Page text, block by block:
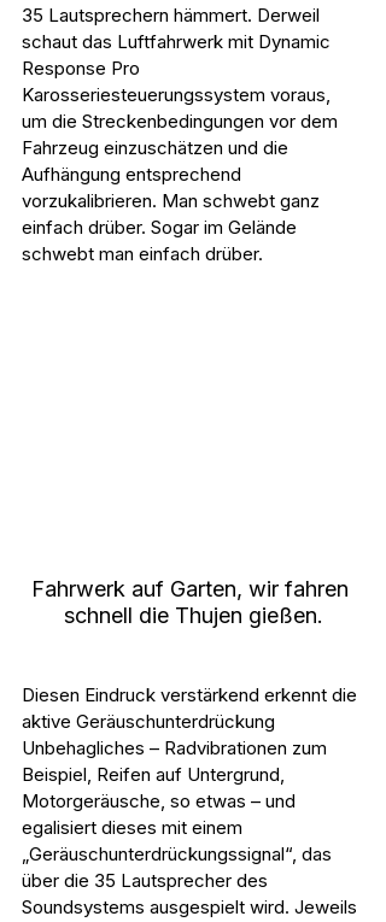
35 Lautsprechern hämmert. Derweil
schaut das Luftfahrwerk mit Dynamic
Response Pro
Karosseriesteuerungssystem voraus,
um die Streckenbedingungen vor dem
Fahrzeug einzuschätzen und die
Aufhängung entsprechend
vorzukalibrieren. Man schwebt ganz
einfach drüber. Sogar im Gelände
schwebt man einfach drüber.
Fahrwerk auf Garten, wir fahren
schnell die Thujen gießen.
Diesen Eindruck verstärkend erkennt die
aktive Geräuschunterdrückung
Unbehagliches – Radvibrationen zum
Beispiel, Reifen auf Untergrund,
Motorgeräusche, so etwas – und
egalisiert dieses mit einem
„Geräuschunterdrückungssignal“, das
über die 35 Lautsprecher des
Soundsystems ausgespielt wird. Jeweils